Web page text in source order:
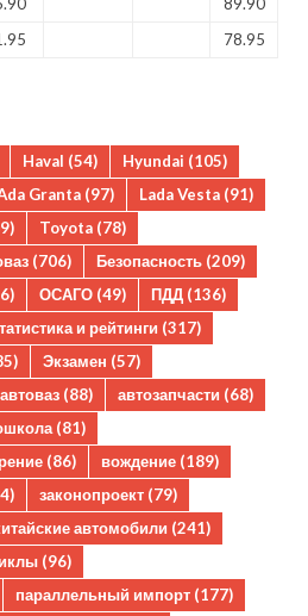
89.90
78.95
Haval (54) Hyundai (105)
Granta (97) Lada Vesta (91)
Toyota (78)
(706) Безопасность (209)
ОСАГО (49) ПДД (136)
и рейтинги (317)
Экзамен (57)
автоваз (88) автозапчасти (68)
(81)
(86) вождение (189)
законопроект (79)
автомобили (241)
(96)
параллельный импорт (177)